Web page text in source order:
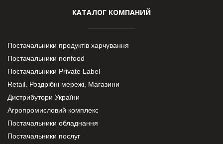
КАТАЛОГ КОМПАНИЙ
Постачальники продуктів харчування
Постачальники nonfood
Постачальники Private Label
Retail. Роздрібні мережі, Магазини
Дистрибутори України
Агропромисловий комплекс
Постачальники обладнання
Постачальники послуг